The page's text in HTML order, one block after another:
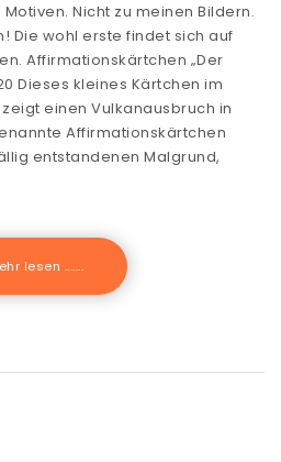
Nicht zu meinen Bildern.
Die wohl erste findet sich auf
Affirmationskärtchen „Der
Dieses kleines Kärtchen im
einen Vulkanausbruch in
Affirmationskärtchen
entstandenen Malgrund,
lesen .......